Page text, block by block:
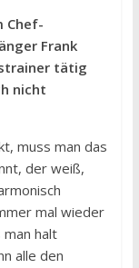
Chef-
Frank
tätig
nicht
muss man das
der weiß,
mal wieder
halt
alle den